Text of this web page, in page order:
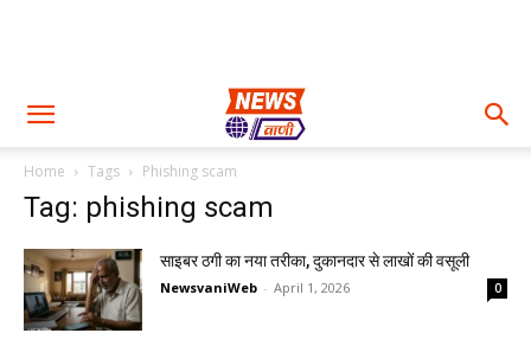
Home Tags Phishing scam
Tag: phishing scam
साइबर ठगी का नया तरीका, दुकानदार से लाखों की वसूली
NewsvaniWeb - April 1, 2026 0